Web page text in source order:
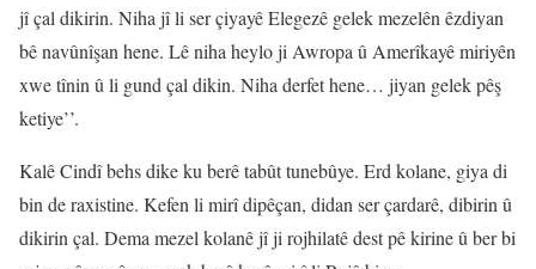
jî çal dikirin. Niha jî li ser çiyayê Elegezê gelek mezelên êzdiyan
bê navûnîşan hene. Lê niha heylo ji Awropa û Amerîkayê miriyên
xwe tînin û li gund çal dikin. Niha derfet hene… jiyan gelek pêş
ketiye’’.
Kalê Cindî behs dike ku berê tabût tunebûye. Erd kolane, giya di
bin de raxistine. Kefen li mirî dipêçan, didan ser çardarê, dibirin û
dikirin çal. Dema mezel kolanê jî ji rojhilatê dest pê kirine û ber bi